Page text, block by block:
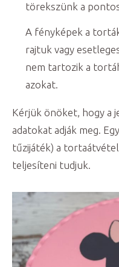
törekszünk a
A fényképek a
rajtuk vagy
nem tartozik a
azokat.
Kérjük önöket, hogy a
adatokat adják meg.
tűzijáték) a
teljesíteni tudjuk.